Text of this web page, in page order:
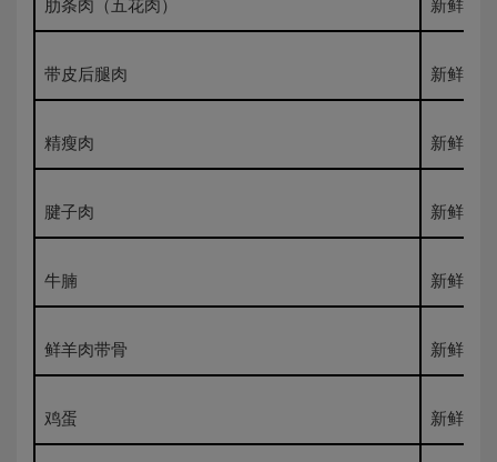
肋条肉（五花肉） 新鲜
带皮后腿肉 新鲜
精瘦肉 新鲜
腱子肉 新鲜
牛腩 新鲜
鲜羊肉带骨 新鲜
鸡蛋 新鲜